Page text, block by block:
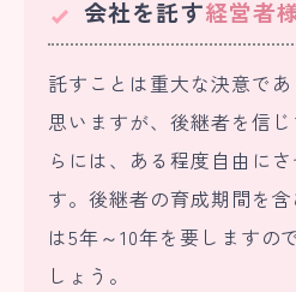
会社を託す経営者
託すことは重大な決意で
思いますが、後継者を信
らには、ある程度自由に
す。後継者の育成期間を
は5年～10年を要しますの
しょう。